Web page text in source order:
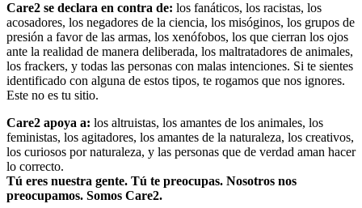
Care2 se declara en contra de: los fanáticos, los racistas, los
acosadores, los negadores de la ciencia, los misóginos, los grupos de
presión a favor de las armas, los xenófobos, los que cierran los ojos
ante la realidad de manera deliberada, los maltratadores de animales,
los frackers, y todas las personas con malas intenciones. Si te sientes
identificado con alguna de estos tipos, te rogamos que nos ignores.
Este no es tu sitio.
Care2 apoya a: los altruistas, los amantes de los animales, los
feministas, los agitadores, los amantes de la naturaleza, los creativos,
los curiosos por naturaleza, y las personas que de verdad aman hacer
lo correcto.
Tú eres nuestra gente. Tú te preocupas. Nosotros nos
preocupamos. Somos Care2.